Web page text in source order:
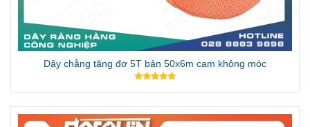
Dây chằng tăng đơ 5T bản 50x6m cam không móc